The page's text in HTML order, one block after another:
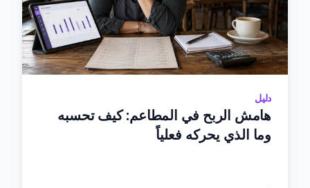
دليل
هامش الربح في المطاعم: كيف تحسبه
وما الذي يحركه فعلياً